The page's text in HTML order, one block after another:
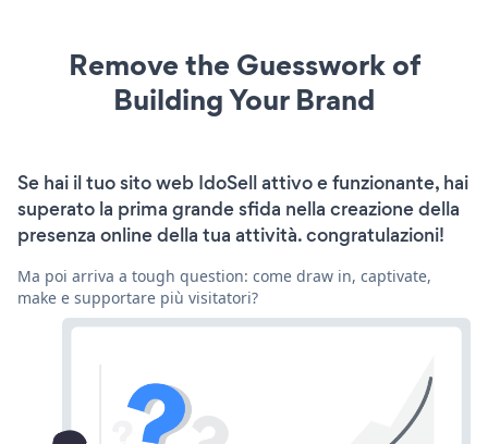
Remove the Guesswork of
Building Your Brand
Se hai il tuo sito web IdoSell attivo e funzionante, hai
superato la prima grande sfida nella creazione della
presenza online della tua attività. congratulazioni!
Ma poi arriva a tough question: come draw in, captivate,
make e supportare più visitatori?